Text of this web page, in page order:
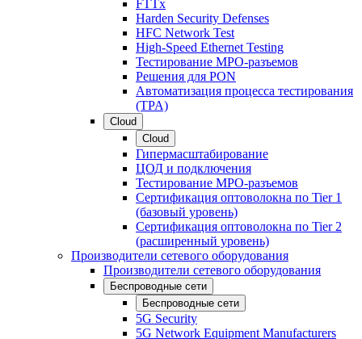
FTTx
Harden Security Defenses
HFC Network Test
High-Speed Ethernet Testing
Тестирование МРО-разъемов
Решения для PON
Автоматизация процесса тестирования
(TPA)
Cloud
Cloud
Гипермасштабирование
ЦОД и подключения
Тестирование МРО-разъемов
Сертификация оптоволокна по Tier 1
(базовый уровень)
Сертификация оптоволокна по Tier 2
(расширенный уровень)
Производители сетевого оборудования
Производители сетевого оборудования
Беспроводные сети
Беспроводные сети
5G Security
5G Network Equipment Manufacturers